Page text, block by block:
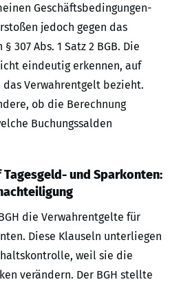
Geschäftsbedingungen-
jedoch gegen das
307 Abs. 1 Satz 2 BGB. Die
eindeutig erkennen, auf
Verwahrentgelt bezieht.
ob die Berechnung
Buchungssalden
und Sparkonten:
die Verwahrentgelte für
Diese Klauseln unterliegen
weil sie die
verändern. Der BGH stellte